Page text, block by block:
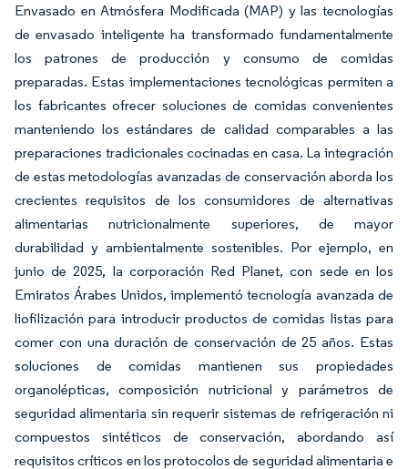
Envasado en Atmósfera Modificada (MAP) y las tecnologías
de envasado inteligente ha transformado fundamentalmente
los patrones de producción y consumo de comidas
preparadas. Estas implementaciones tecnológicas permiten a
los fabricantes ofrecer soluciones de comidas convenientes
manteniendo los estándares de calidad comparables a las
preparaciones tradicionales cocinadas en casa. La integración
de estas metodologías avanzadas de conservación aborda los
crecientes requisitos de los consumidores de alternativas
alimentarias nutricionalmente superiores, de mayor
durabilidad y ambientalmente sostenibles. Por ejemplo, en
junio de 2025, la corporación Red Planet, con sede en los
Emiratos Árabes Unidos, implementó tecnología avanzada de
liofilización para introducir productos de comidas listas para
comer con una duración de conservación de 25 años. Estas
soluciones de comidas mantienen sus propiedades
organolépticas, composición nutricional y parámetros de
seguridad alimentaria sin requerir sistemas de refrigeración ni
compuestos sintéticos de conservación, abordando así
requisitos críticos en los protocolos de seguridad alimentaria e